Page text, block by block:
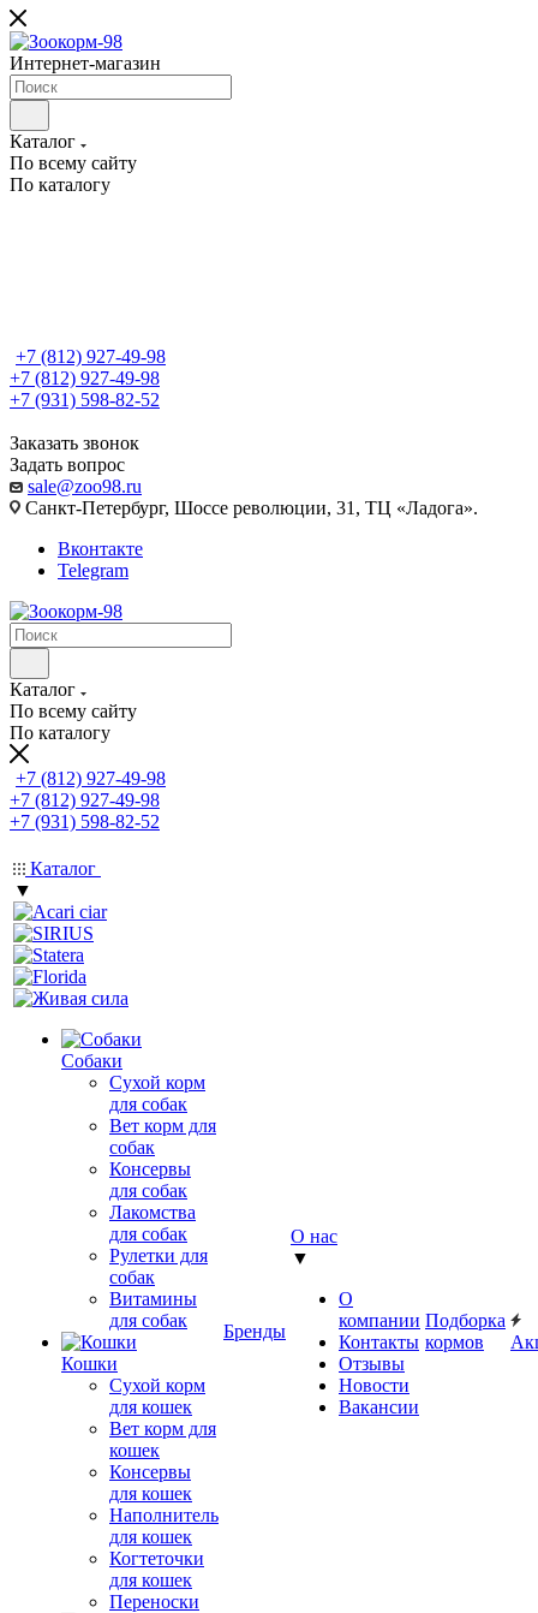
Интернет-магазин
Каталог
По всему сайту
По каталогу
+7 (812) 927-49-98
+7 (812) 927-49-98
+7 (931) 598-82-52
Заказать звонок
Задать вопрос
sale@zoo98.ru
Санкт-Петербург, Шоссе революции, 31, ТЦ «Ладога».
Вконтакте
Telegram
Каталог
По всему сайту
По каталогу
+7 (812) 927-49-98
+7 (812) 927-49-98
+7 (931) 598-82-52
Каталог
▼
Собаки
Сухой корм
для собак
Вет корм для
собак
Консервы
для собак
Лакомства
для собак
Рулетки для
собак
Витамины
для собак
Кошки
Сухой корм
для кошек
Вет корм для
кошек
Консервы
для кошек
Наполнитель
для кошек
Когтеточки
для кошек
Переноски
Бренды
О нас
▼
О
компании
Контакты
Отзывы
Новости
Вакансии
Подборка
кормов